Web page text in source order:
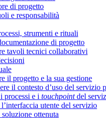
di progetto
e responsabilità
strumenti e rituali
di progetto
tavoli tecnici collaborativi
il progetto e la sua gestione
il contesto d’uso del servizio
processi e i touchpointdel
utente del servizio
ottenuta